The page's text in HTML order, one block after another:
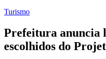
Turismo
Prefeitura anuncia
escolhidos do